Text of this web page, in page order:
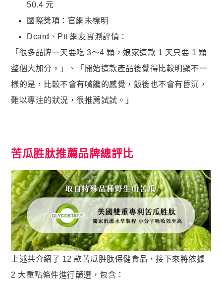
50.4 元
國際獎項：官網未標明
Dcard、Ptt 網友實測評價：
「很多品牌一天要吃 3～4 顆，娘家這款 1 天只要 1 顆
整個大加分。」、「開始這款產品後覺得比較明顯不一
樣的是，比較不會有嘴饞的感覺，飯後也不會有昏沉，
難以專注的狀況，很推薦試試。」
苦瓜胜肽推薦品牌總評比
上述共介紹了 12 款苦瓜胜肽保健食品，接下來將依據
2 大重點條件進行篩選，包含：